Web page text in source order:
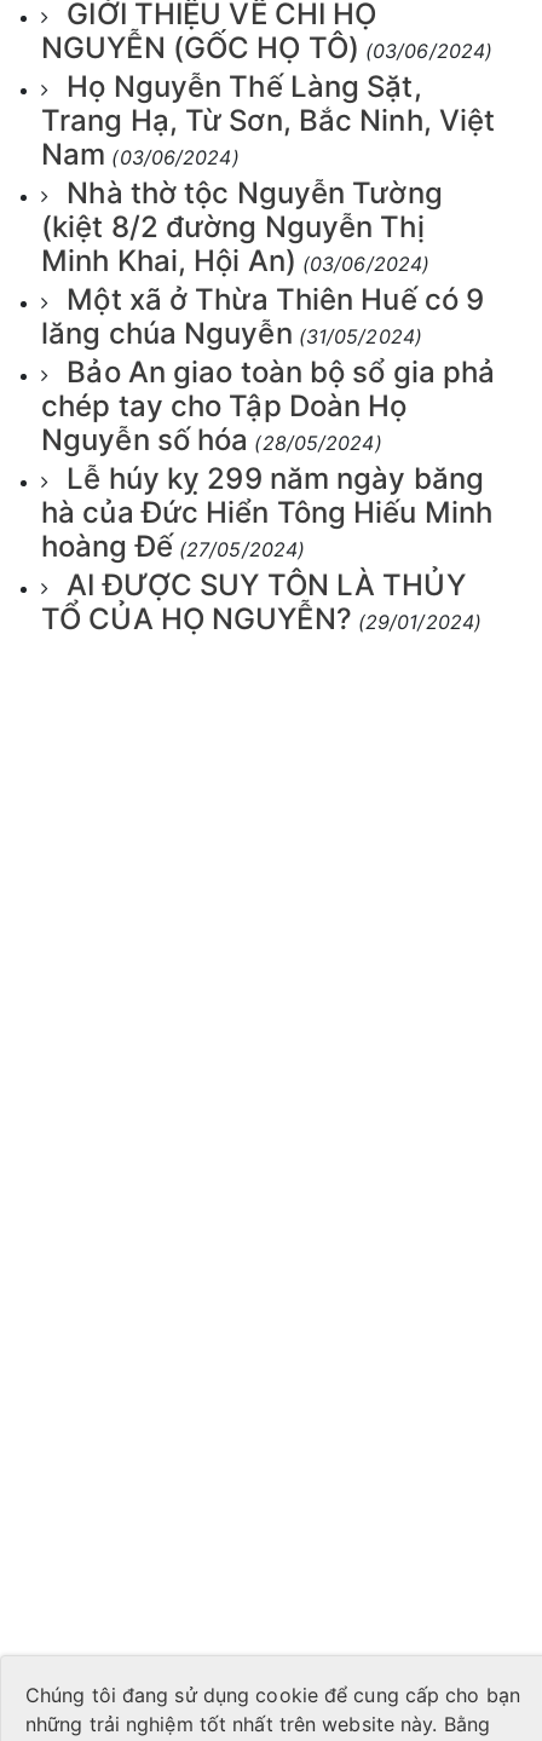
GIỚI THIỆU VỀ CHI HỌ
NGUYỄN (GỐC HỌ TÔ) (03/06/2024)
Họ Nguyễn Thế Làng Sặt,
Trang Hạ, Từ Sơn, Bắc Ninh, Việt
Nam (03/06/2024)
Nhà thờ tộc Nguyễn Tường
(kiệt 8/2 đường Nguyễn Thị
Minh Khai, Hội An) (03/06/2024)
Một xã ở Thừa Thiên Huế có 9
lăng chúa Nguyễn (31/05/2024)
Bảo An giao toàn bộ sổ gia phả
chép tay cho Tập Doàn Họ
Nguyễn số hóa (28/05/2024)
Lễ húy kỵ 299 năm ngày băng
hà của Đức Hiển Tông Hiếu Minh
hoàng Đế (27/05/2024)
AI ĐƯỢC SUY TÔN LÀ THỦY
TỔ CỦA HỌ NGUYỄN? (29/01/2024)
Chúng tôi đang sử dụng cookie để cung cấp cho bạn
những trải nghiệm tốt nhất trên website này. Bằng